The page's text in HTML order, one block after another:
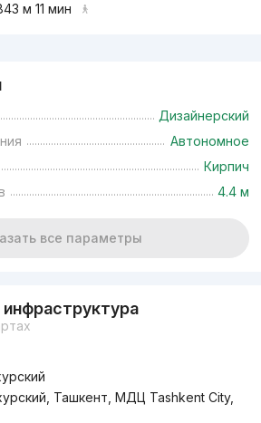
м 11 мин
Дизайнерский
Автономное
Кирпич
4.4 м
все параметры
Ташкент, МДЦ Tashkent City,